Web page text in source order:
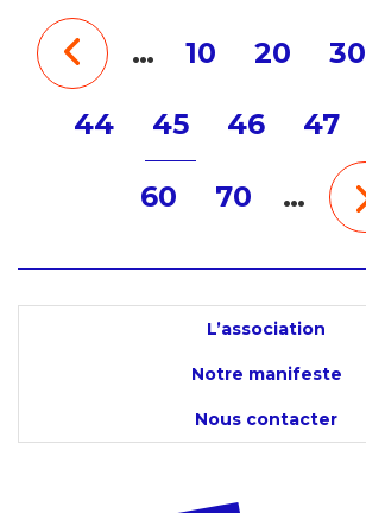
… 10 20 30
44 45 46 47
60 70 …
L’association
Notre manifeste
Nous contacter